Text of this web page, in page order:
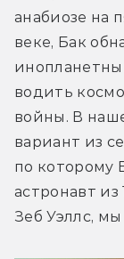
анабиозе на
веке, Бак
водить
войны. В
вариант из
по которому
астронавт
Зеб Уэллс,